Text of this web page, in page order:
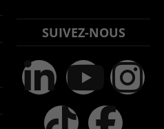
SUIVEZ-NOUS